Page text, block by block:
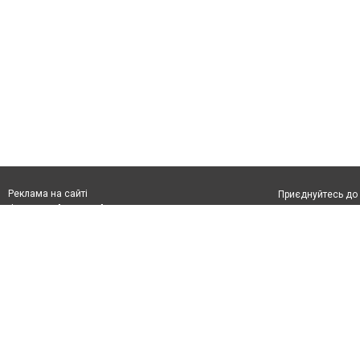
Реклама на сайті
Франшиза "CitySites"
Приєднуйтесь до